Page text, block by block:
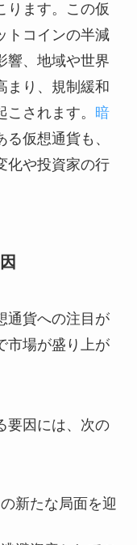
ります。この仮
トコインの半減
響、地域や世界
まり、規制緩和
されます。 暗
る仮想通貨も、
化や投資家の行
通貨への注目が
市場が盛り上が
要因には、次の
新たな局面を迎